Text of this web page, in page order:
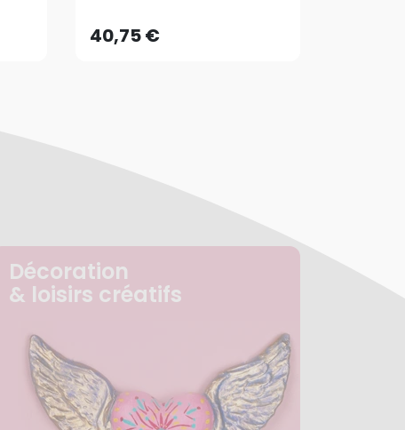
40,75 €AJOUTER AU PANIER
Décoration
& loisirs créatifs